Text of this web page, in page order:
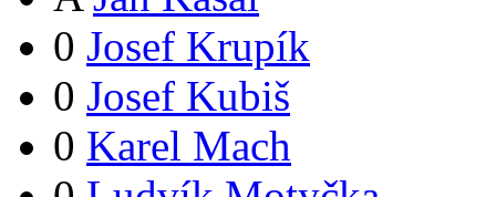
0 Josef Krupík
0 Josef Kubiš
0 Karel Mach